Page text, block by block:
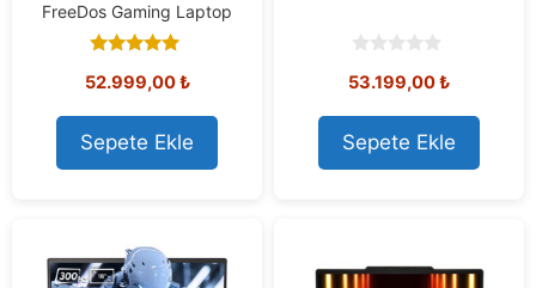
FreeDos Gaming Laptop
out of 5
52.999,00₺
Sepete Ekle
o
t
o
f
5
53.199,00₺
Sepete Ekle